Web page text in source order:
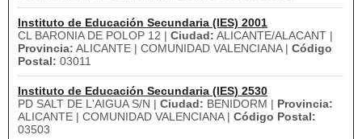
Instituto de Educación Secundaria (IES) 2001
CL BARONIA DE POLOP 12 | Ciudad: ALICANTE/ALACANT |
Provincia: ALICANTE | COMUNIDAD VALENCIANA | Código
Postal: 03011
Instituto de Educación Secundaria (IES) 2530
PD SALT DE L'AIGUA S/N | Ciudad: BENIDORM | Provincia:
ALICANTE | COMUNIDAD VALENCIANA | Código Postal:
03503